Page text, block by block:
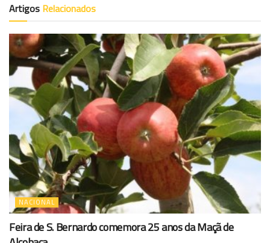
Artigos Relacionados
NACIONAL
Feira de S. Bernardo comemora 25 anos da Maçã de